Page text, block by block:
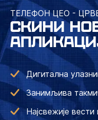
ТЕЛЕФОН ЦЕО -
СКИНИ
Дигитална
Занимљива
Најсвежије